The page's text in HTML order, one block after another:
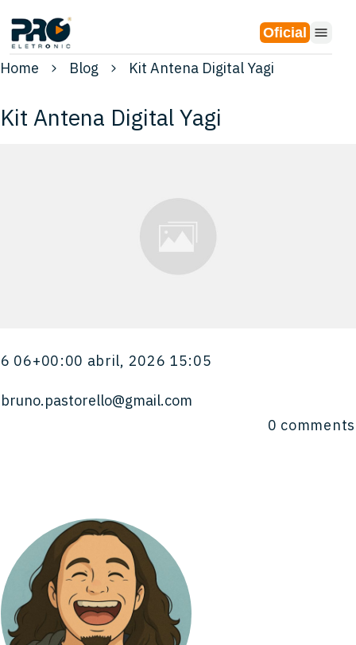
Oficial
Home Blog Kit Antena Digital Yagi
Kit Antena Digital Yagi
6 06+00:00 abril, 2026 15:05
bruno.pastorello@gmail.com
0 comments